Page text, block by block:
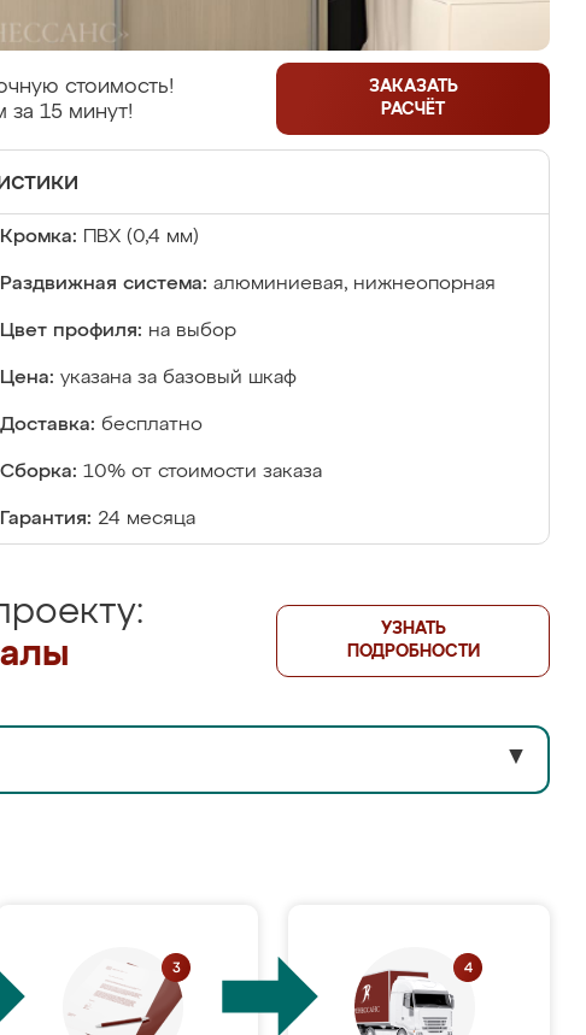
стоимость!
за 15 минут!
ЗАКАЗАТЬ
РАСЧЁТ
Кромка: ПВХ (0,4 мм)
Раздвижная система: алюминиевая, нижнеопорная
Цвет профиля: на выбор
Цена: указана за базовый шкаф
Доставка: бесплатно
Сборка: 10% от стоимости заказа
Гарантия: 24 месяца
УЗНАТЬ
ПОДРОБНОСТИ
▼